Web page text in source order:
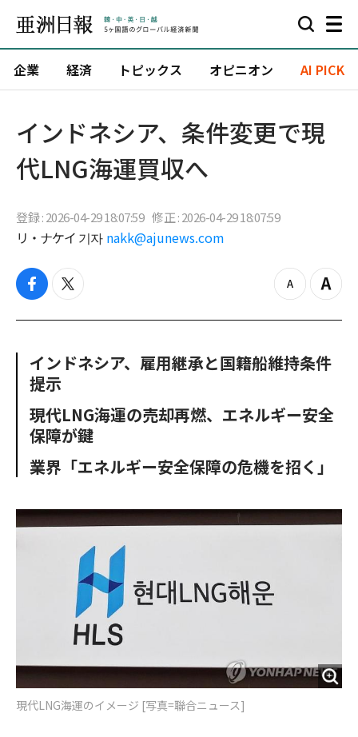
企業 経済 トピックス オピニオン AI PICK
インドネシア、条件変更で現
代LNG海運買収へ
登録 : 2026-04-29 18:07:59 修正 : 2026-04-29 18:07:59
リ・ナケイ 기자 nakk@ajunews.com
f
c
o
o
k
t
i
e
z
o
u
Z
o
n
インドネシア、雇用継承と国籍船維持条件
提示
現代LNG海運の売却再燃、エネルギー安全
保障が鍵
業界「エネルギー安全保障の危機を招く」
現代LNG海運のイメージ [写真=聯合ニュース]